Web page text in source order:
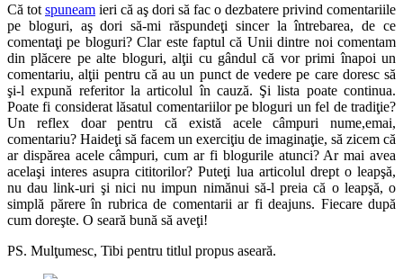
Că tot spuneam ieri că aş dori să fac o dezbatere privind comentariile
pe bloguri, aş dori să-mi răspundeţi sincer la întrebarea, de ce
comentaţi pe bloguri? Clar este faptul că Unii dintre noi comentam
din plăcere pe alte bloguri, alţii cu gândul că vor primi înapoi un
comentariu, alţii pentru că au un punct de vedere pe care doresc să
şi-l expună referitor la articolul în cauză. Şi lista poate continua.
Poate fi considerat lăsatul comentariilor pe bloguri un fel de tradiţie?
Un reflex doar pentru că există acele câmpuri nume,emai,
comentariu? Haideţi să facem un exerciţiu de imaginaţie, să zicem că
ar dispărea acele câmpuri, cum ar fi blogurile atunci? Ar mai avea
acelaşi interes asupra cititorilor? Puteţi lua articolul drept o leapşă,
nu dau link-uri şi nici nu impun nimănui să-l preia că o leapşă, o
simplă părere în rubrica de comentarii ar fi deajuns. Fiecare după
cum doreşte. O seară bună să aveţi!
PS. Mulţumesc, Tibi pentru titlul propus aseară.